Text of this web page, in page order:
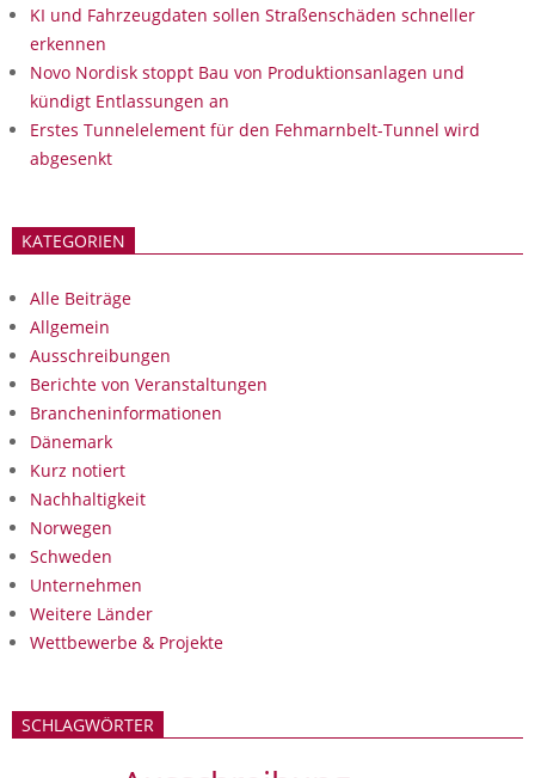
KI und Fahrzeugdaten sollen Straßenschäden schneller
erkennen
Novo Nordisk stoppt Bau von Produktionsanlagen und
kündigt Entlassungen an
Erstes Tunnelelement für den Fehmarnbelt-Tunnel wird
abgesenkt
KATEGORIEN
Alle Beiträge
Allgemein
Ausschreibungen
Berichte von Veranstaltungen
Brancheninformationen
Dänemark
Kurz notiert
Nachhaltigkeit
Norwegen
Schweden
Unternehmen
Weitere Länder
Wettbewerbe & Projekte
SCHLAGWÖRTER